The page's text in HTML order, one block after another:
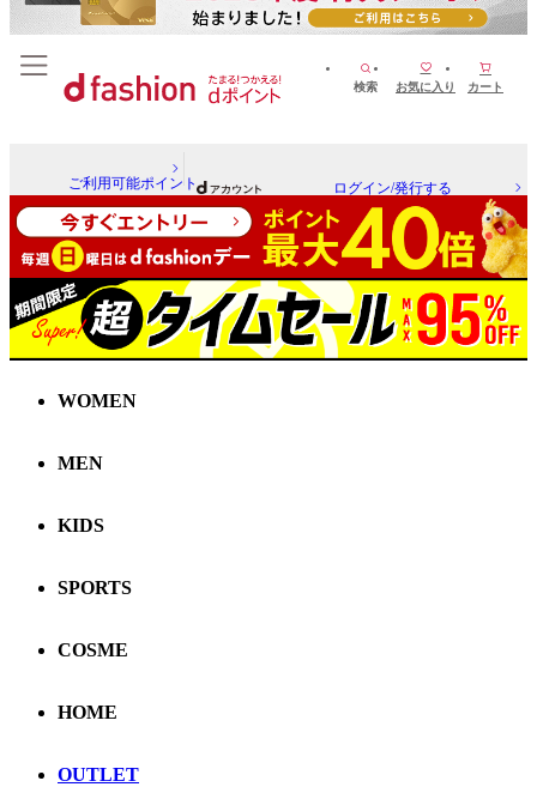
検索 お気に入り カート
ご利用可能ポイント ログイン/発行する
WOMEN
MEN
KIDS
SPORTS
COSME
HOME
OUTLET